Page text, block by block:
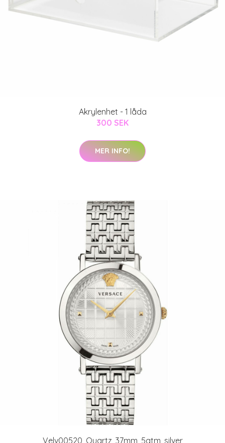
Akrylenhet - 1 låda
300 SEK
MER INFO!
Velv00520, Quartz, 37mm, 5atm, silver